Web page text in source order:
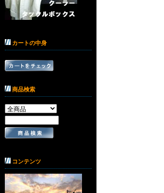
カートの中身
商品検索
コンテンツ